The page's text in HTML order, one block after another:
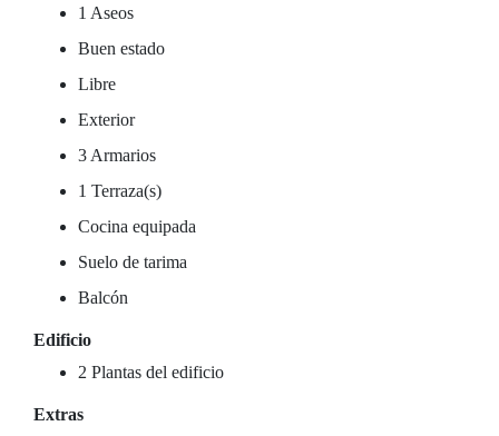
1 Aseos
Buen estado
Libre
Exterior
3 Armarios
1 Terraza(s)
Cocina equipada
Suelo de tarima
Balcón
Edificio
2 Plantas del edificio
Extras